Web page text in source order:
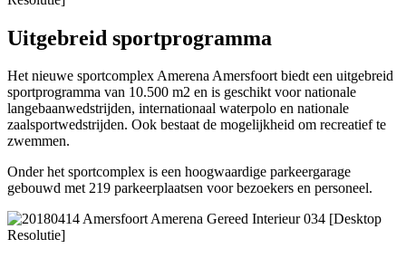
Uitgebreid sportprogramma
Het nieuwe sportcomplex Amerena Amersfoort biedt een uitgebreid
sportprogramma van 10.500 m2 en is geschikt voor nationale
langebaanwedstrijden, internationaal waterpolo en nationale
zaalsportwedstrijden. Ook bestaat de mogelijkheid om recreatief te
zwemmen.
Onder het sportcomplex is een hoogwaardige parkeergarage
gebouwd met 219 parkeerplaatsen voor bezoekers en personeel.